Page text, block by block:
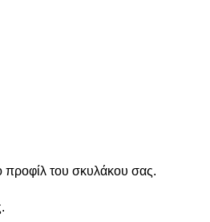
προφίλ του σκυλάκου σας.